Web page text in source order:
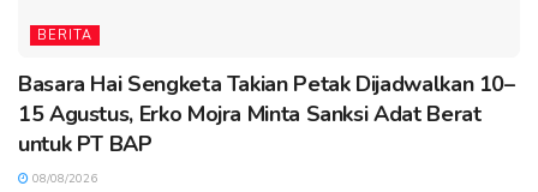
BERITA
Basara Hai Sengketa Takian Petak Dijadwalkan 10–
15 Agustus, Erko Mojra Minta Sanksi Adat Berat
untuk PT BAP
08/08/2026